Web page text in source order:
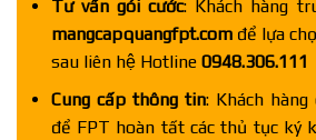
Tư vấn gói cước: Khách hàng
mangcapquangfpt.comđể lựa
sau liên hệ Hotline 0948.306.111
Cung cấp thông tin: Khách hàng
để FPT hoàn tất các thủ tục ký